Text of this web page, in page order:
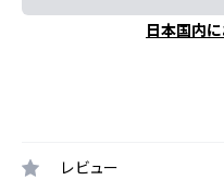
日本国内
レビュー